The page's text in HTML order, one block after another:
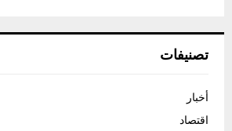
تصنيفات
أخبار
اقتصاد